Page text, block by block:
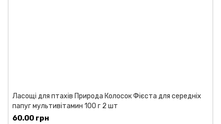
Ласощі для птахів Природа Колосок Фієста для середніх
папуг мультивітамин 100 г 2 шт
60.00 грн